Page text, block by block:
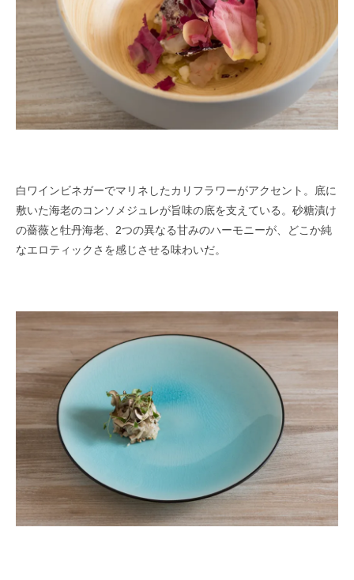
白ワインビネガーでマリネしたカリフラワーがアクセント。底に
敷いた海老のコンソメジュレが旨味の底を支えている。砂糖漬け
の薔薇と牡丹海老、2つの異なる甘みのハーモニーが、どこか純
なエロティックさを感じさせる味わいだ。